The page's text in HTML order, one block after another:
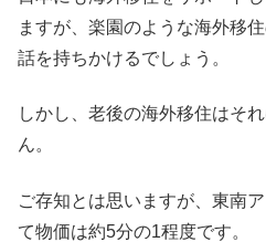
ますが、楽園のような海外移
話を持ちかけるでしょう。
しかし、老後の海外移住はそ
ん。
ご存知とは思いますが、東南
て物価は約5分の1程度です。